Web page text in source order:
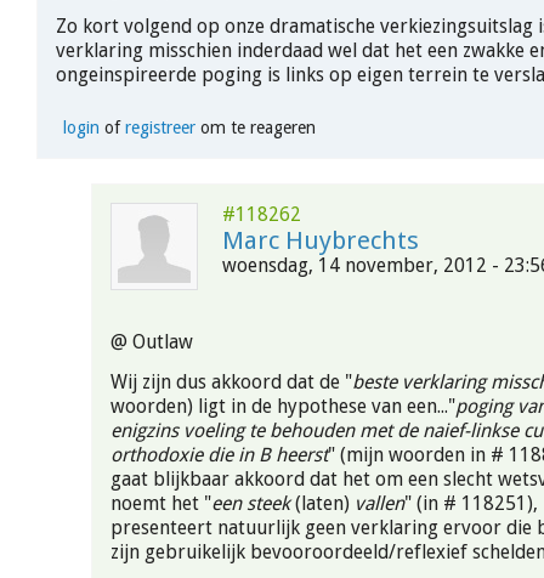
Zo kort volgend op onze dramatische verkiezingsuitslag
verklaring misschien inderdaad wel dat het een zwakke
ongeinspireerde poging is links op eigen terrein te
login ofregistreerom te reageren
#118262
Marc Huybrechts
woensdag, 14 november, 2012 -
@ Outlaw
Wij zijn dus akkoord dat de "beste verklaring
woorden) ligt in de hypothese van een..."poging
enigzins voeling te behouden met de naief-linkse
orthodoxie die in B heerst" (mijn woorden in #
gaat blijkbaar akkoord dat het om een slecht
noemt het "een steek(laten) vallen" (in # 118251),
presenteert natuurlijk geen verklaring ervoor die
zijn gebruikelijk bevooroordeeld/reflexief